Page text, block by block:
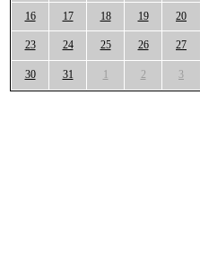
16 17 18 19 20
23 24 25 26 27
30 31 1 2 3